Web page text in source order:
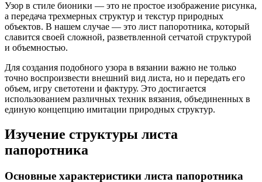
Узор в стиле бионики — это не простое изображение рисунка,
а передача трехмерных структур и текстур природных
объектов. В нашем случае — это лист папоротника, который
славится своей сложной, разветвленной сетчатой структурой
и объемностью.
Для создания подобного узора в вязании важно не только
точно воспроизвести внешний вид листа, но и передать его
объем, игру светотени и фактуру. Это достигается
использованием различных техник вязания, объединенных в
единую концепцию имитации природных структур.
Изучение структуры листа
папоротника
Основные характеристики листа папоротника